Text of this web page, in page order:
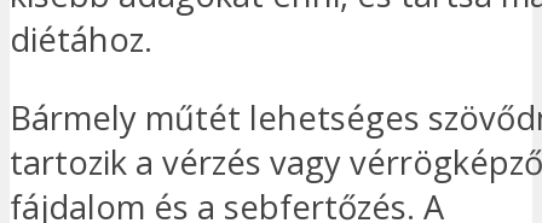
diétához.
Bármely műtét lehetséges
tartozik a vérzés vagy
fájdalom és a sebfertőzés. A